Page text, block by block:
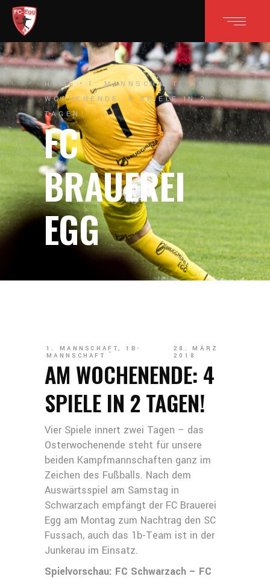
HOME 1. MANNSCHAFT
AM
WOCHENENDE: 4 SPIELE IN 2
TAGEN!
FC
BRAUEREI
EGG
1. MANNSCHAFT, 1B-
MANNSCHAFT
28. MÄRZ
2018
AM WOCHENENDE: 4
SPIELE IN 2 TAGEN!
Vier Spiele innert zwei Tagen – das
Osterwochenende steht für unsere
beiden Kampfmannschaften ganz im
Zeichen des Fußballs. Nach dem
Auswärtsspiel am Samstag in
Schwarzach empfängt der FC Brauerei
Egg am Montag zum Nachtrag den SC
Fussach, auch das 1b-Team ist in der
Junkerau im Einsatz.
Spielvorschau: FC Schwarzach – FC